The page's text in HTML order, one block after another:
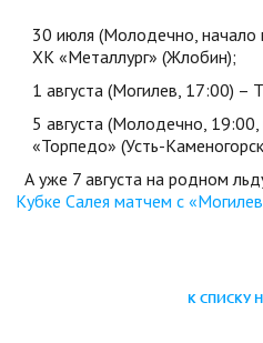
30 июля (Молодечно,
ХК «Металлург» (Жлобин);
1 августа (Могилев, 17:00) –
5 августа (Молодечно,
«Торпедо» (Усть-
А уже 7 августа на родном
Кубке Салея матчем с
К СПИСКУ